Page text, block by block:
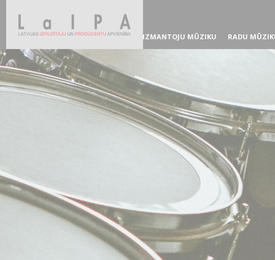
IZMANTOJU MŪZIKU RADU